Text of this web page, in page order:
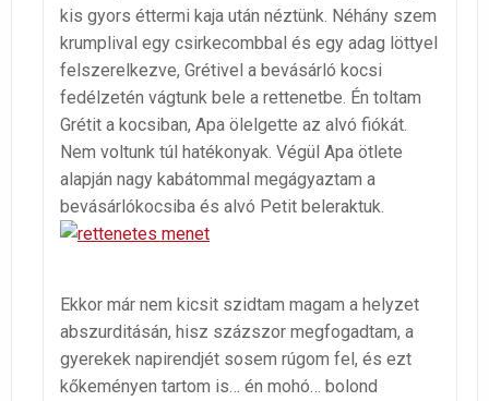
kis gyors éttermi kaja után néztünk. Néhány szem
krumplival egy csirkecombbal és egy adag löttyel
felszerelkezve, Grétivel a bevásárló kocsi
fedélzetén vágtunk bele a rettenetbe. Én toltam
Grétit a kocsiban, Apa ölelgette az alvó fiókát.
Nem voltunk túl hatékonyak. Végül Apa ötlete
alapján nagy kabátommal megágyaztam a
bevásárlókocsiba és alvó Petit beleraktuk.
Ekkor már nem kicsit szidtam magam a helyzet
abszurditásán, hisz százszor megfogadtam, a
gyerekek napirendjét sosem rúgom fel, és ezt
kőkeményen tartom is… én mohó… bolond